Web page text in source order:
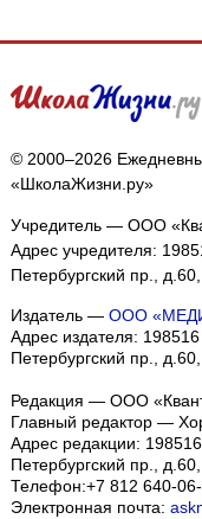
© 2000–2026
«ШколаЖизни.ру»
Учредитель — ООО
Адрес учредителя:
Петербургский пр.,
Издатель — ООО
Адрес издателя:
Петербургский пр.,
Редакция — ООО
Главный редактор —
Адрес редакции: 198516
Петербургский пр.,
Телефон:+7 812 640-
Электронная почта: